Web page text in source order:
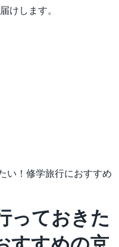
けします。
い！修学旅行におすすめ
っておきた